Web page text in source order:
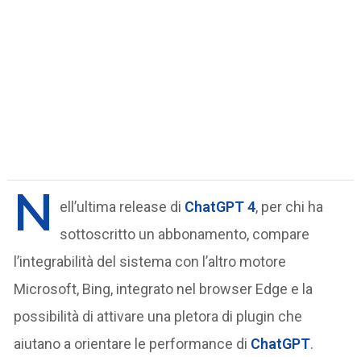
N ell’ultima release di ChatGPT 4, per chi ha
sottoscritto un abbonamento, compare
l’integrabilità del sistema con l’altro motore
Microsoft, Bing, integrato nel browser Edge e la
possibilità di attivare una pletora di plugin che
aiutano a orientare le performance di ChatGPT.